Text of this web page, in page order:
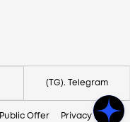
(TG). Telegram
Public Offer Privacy Policy